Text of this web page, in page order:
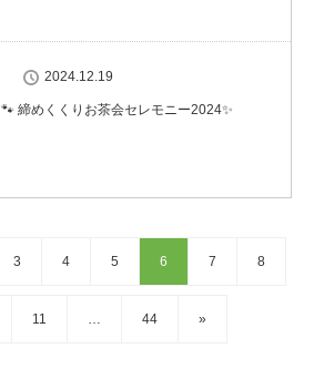
2024.12.19
🐾 締めくくりお茶会セレモニー2024✨
3 4 5 6 7 8
11 … 44 »